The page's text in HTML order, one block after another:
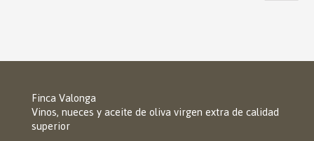
Finca Valonga
Vinos, nueces y aceite de oliva virgen extra de calidad
superior